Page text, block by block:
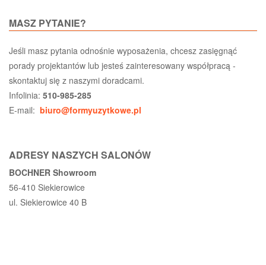
MASZ PYTANIE?
Jeśli masz pytania odnośnie wyposażenia, chcesz zasięgnąć
porady projektantów lub jesteś zainteresowany współpracą -
skontaktuj się z naszymi doradcami.
Infolinia: 510-985-285
E-mail: biuro@formyuzytkowe.pl
ADRESY NASZYCH SALONÓW
BOCHNER Showroom
56-410 Siekierowice
ul. Siekierowice 40 B